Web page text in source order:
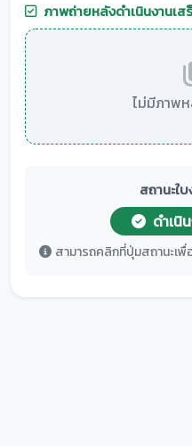
ภาพถ่ายหลังดำเนินงานเส
ไม่มีภาพ
สถานะใ
ดำเนิ
สามารถคลิกที่ปุ่มสถานะเ